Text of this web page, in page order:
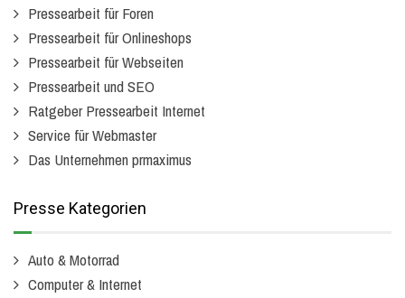
Pressearbeit für Foren
Pressearbeit für Onlineshops
Pressearbeit für Webseiten
Pressearbeit und SEO
Ratgeber Pressearbeit Internet
Service für Webmaster
Das Unternehmen prmaximus
Presse Kategorien
Auto & Motorrad
Computer & Internet